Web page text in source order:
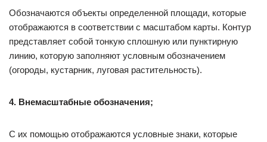
Обозначаются объекты определенной площади, которые
отображаются в соответствии с масштабом карты. Контур
представляет собой тонкую сплошную или пунктирную
линию, которую заполняют условным обозначением
(огороды, кустарник, луговая растительность).
4. Внемасштабные обозначения;
С их помощью отображаются условные знаки, которые